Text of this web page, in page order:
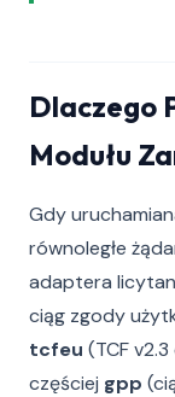
Dlaczego
Modułu
Gdy
równoległe
adaptera
ciąg zgody
tcfeu (TCF v2.3
częściej gpp